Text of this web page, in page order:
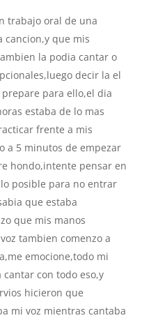
trabajo oral de una
cancion,y que mis
la podia cantar o
decir la el
para ello,el dia
estaba de lo mas
frente a mis
a 5 minutos de empezar
hondo,intente pensar en
posible para no entrar
que estaba
que mis manos
tambien comenzo a
emocione,todo mi
con todo eso,y
hicieron que
mi voz mientras cantaba